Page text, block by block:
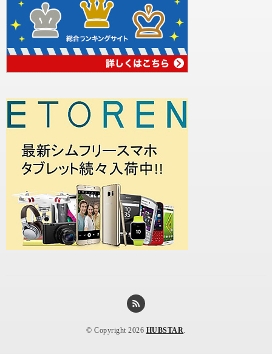
© Copyright 2026 HUBSTAR.